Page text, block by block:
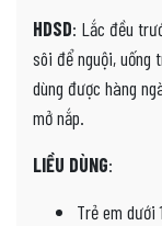
HDSD: Lắc đều
sôi để nguội, uống
dùng được hàng
mở nắp.
LIỀU DÙNG:
Trẻ em dưới